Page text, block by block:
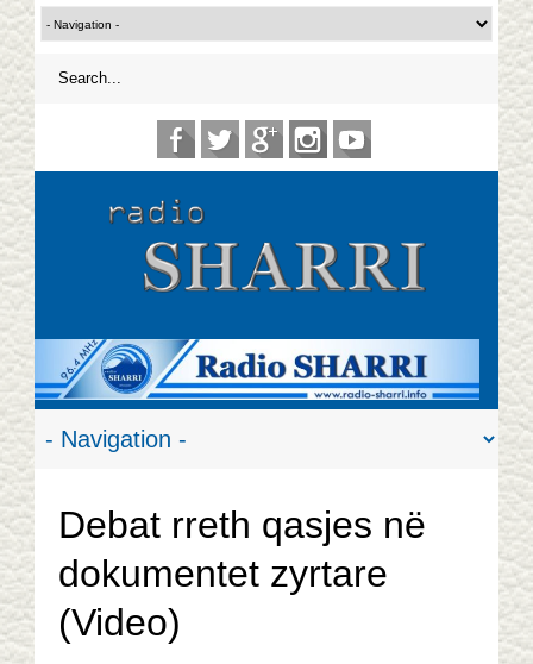
Debat rreth qasjes në
dokumentet zyrtare
(Video)